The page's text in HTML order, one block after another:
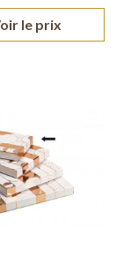
le prix